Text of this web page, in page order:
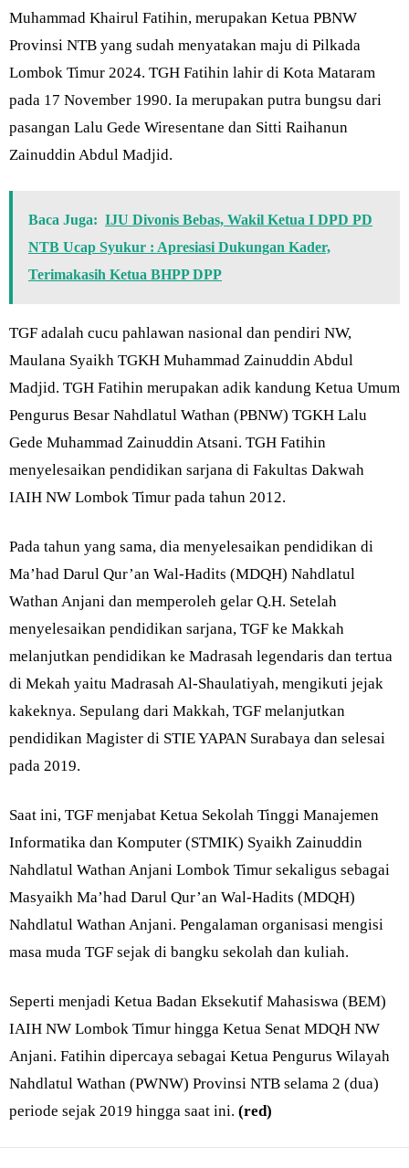
Muhammad Khairul Fatihin, merupakan Ketua PBNW
Provinsi NTB yang sudah menyatakan maju di Pilkada
Lombok Timur 2024. TGH Fatihin lahir di Kota Mataram
pada 17 November 1990. Ia merupakan putra bungsu dari
pasangan Lalu Gede Wiresentane dan Sitti Raihanun
Zainuddin Abdul Madjid.
Baca Juga: IJU Divonis Bebas, Wakil Ketua I DPD PD
NTB Ucap Syukur : Apresiasi Dukungan Kader,
Terimakasih Ketua BHPP DPP
TGF adalah cucu pahlawan nasional dan pendiri NW,
Maulana Syaikh TGKH Muhammad Zainuddin Abdul
Madjid. TGH Fatihin merupakan adik kandung Ketua Umum
Pengurus Besar Nahdlatul Wathan (PBNW) TGKH Lalu
Gede Muhammad Zainuddin Atsani. TGH Fatihin
menyelesaikan pendidikan sarjana di Fakultas Dakwah
IAIH NW Lombok Timur pada tahun 2012.
Pada tahun yang sama, dia menyelesaikan pendidikan di
Ma’had Darul Qur’an Wal-Hadits (MDQH) Nahdlatul
Wathan Anjani dan memperoleh gelar Q.H. Setelah
menyelesaikan pendidikan sarjana, TGF ke Makkah
melanjutkan pendidikan ke Madrasah legendaris dan tertua
di Mekah yaitu Madrasah Al-Shaulatiyah, mengikuti jejak
kakeknya. Sepulang dari Makkah, TGF melanjutkan
pendidikan Magister di STIE YAPAN Surabaya dan selesai
pada 2019.
Saat ini, TGF menjabat Ketua Sekolah Tinggi Manajemen
Informatika dan Komputer (STMIK) Syaikh Zainuddin
Nahdlatul Wathan Anjani Lombok Timur sekaligus sebagai
Masyaikh Ma’had Darul Qur’an Wal-Hadits (MDQH)
Nahdlatul Wathan Anjani. Pengalaman organisasi mengisi
masa muda TGF sejak di bangku sekolah dan kuliah.
Seperti menjadi Ketua Badan Eksekutif Mahasiswa (BEM)
IAIH NW Lombok Timur hingga Ketua Senat MDQH NW
Anjani. Fatihin dipercaya sebagai Ketua Pengurus Wilayah
Nahdlatul Wathan (PWNW) Provinsi NTB selama 2 (dua)
periode sejak 2019 hingga saat ini. (red)